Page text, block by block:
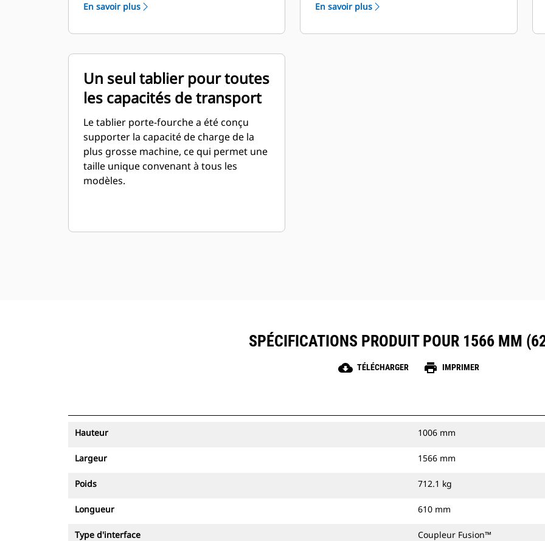
similaires.
En savoir plus En savoir plus
Un seul tablier pour toutes
les capacités de transport
Le tablier porte-fourche a été conçu
supporter la capacité de charge de la
plus grosse machine, ce qui permet une
taille unique convenant à tous les
modèles.
SPÉCIFICATIONS PRODUIT POUR 1566 MM
cloud_download TÉLÉCHARGER print IMPRIMER
Hauteur 1006 mm
Largeur 1566 mm
Poids 712.1 kg
Longueur 610 mm
Type d'interface Coupleur Fusion™